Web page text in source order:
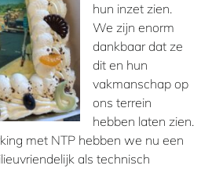
hun inzet zien.
We zijn enorm
dankbaar dat ze
dit en hun
vakmanschap op
ons terrein
hebben laten zien.
met NTP hebben we nu een
als technisch